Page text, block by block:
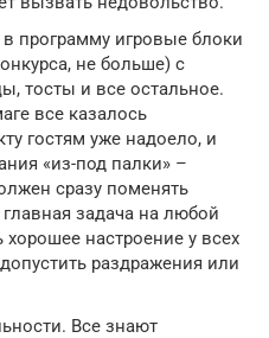
программу игровые блоки
не больше) с
тосты и все остальное.
все казалось
гостям уже надоело, и
«из-под палки» –
сразу поменять
задача на любой
хорошее настроение у всех
раздражения или
Все знают